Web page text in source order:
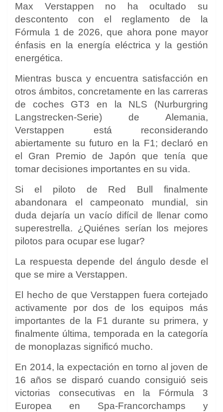
Max Verstappen no ha ocultado su
descontento con el reglamento de la
Fórmula 1 de 2026, que ahora pone mayor
énfasis en la energía eléctrica y la gestión
energética.
Mientras busca y encuentra satisfacción en
otros ámbitos, concretamente en las carreras
de coches GT3 en la NLS (Nurburgring
Langstrecken-Serie) de Alemania,
Verstappen está reconsiderando
abiertamente su futuro en la F1; declaró en
el Gran Premio de Japón que tenía que
tomar decisiones importantes en su vida.
Si el piloto de Red Bull finalmente
abandonara el campeonato mundial, sin
duda dejaría un vacío difícil de llenar como
superestrella. ¿Quiénes serían los mejores
pilotos para ocupar ese lugar?
La respuesta depende del ángulo desde el
que se mire a Verstappen.
El hecho de que Verstappen fuera cortejado
activamente por dos de los equipos más
importantes de la F1 durante su primera, y
finalmente última, temporada en la categoría
de monoplazas significó mucho.
En 2014, la expectación en torno al joven de
16 años se disparó cuando consiguió seis
victorias consecutivas en la Fórmula 3
Europea en Spa-Francorchamps y